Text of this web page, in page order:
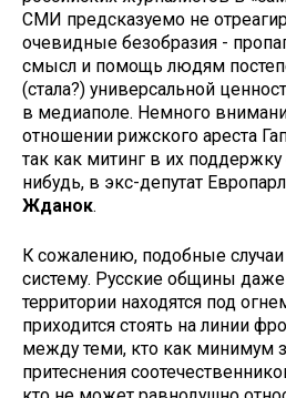
СМИ предсказуемо не
очевидные безобразия -
смысл и помощь людям
(стала?) универсальной
в медиаполе. Немного
отношении рижского ареста
так как митинг в их поддержку
нибудь, в экс-депутат
Жданок.
К сожалению, подобные
систему. Русские общины даже
территории находятся под
приходится стоять на линии
между теми, кто как минимум
притеснения